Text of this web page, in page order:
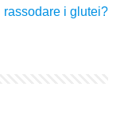
rassodare i glutei?